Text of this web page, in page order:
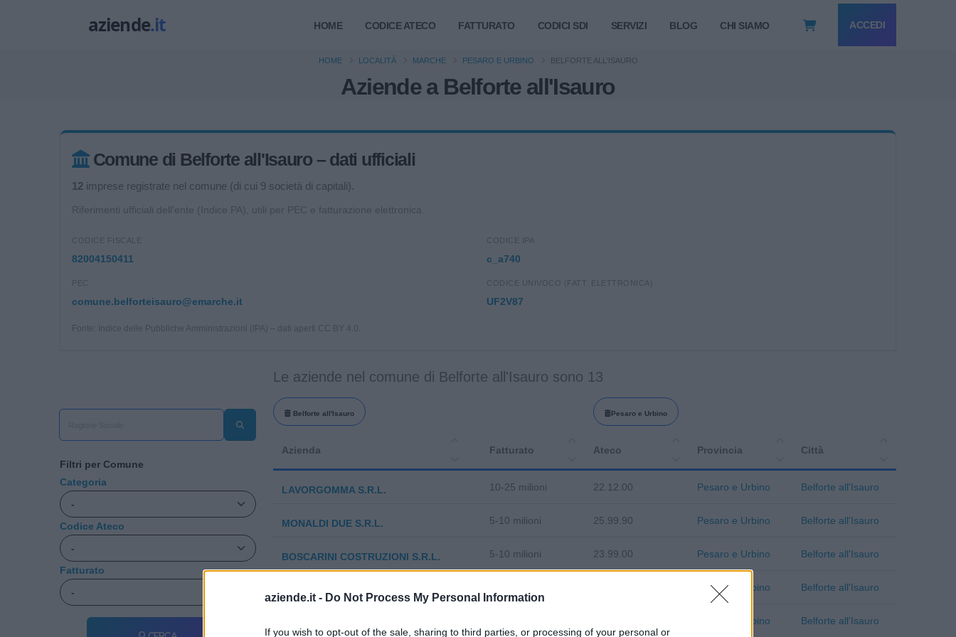
aziende.it - Do Not Process My Personal Information
If you wish to opt-out of the sale, sharing to third parties, or processing of your personal or
HOME CODICE ATECO FATTURATO CODICI SDI SERVIZI BLOG CHI SIAMO ACCEDI
Aziende a Belforte all'Isauro
HOME LOCALITÀ MARCHE PESARO E URBINO BELFORTE ALL'ISAURO
Comune di Belforte all'Isauro – dati ufficiali
12 imprese registrate nel comune (di cui 9 società di capitali).
Riferimenti ufficiali dell'ente (Indice PA), utili per PEC e fatturazione elettronica.
CODICE FISCALE
82004150411
CODICE IPA
c_a740
PEC
comune.belforteisauro@emarche.it
CODICE UNIVOCO (FATT. ELETTRONICA)
UF2V87
Fonte: Indice delle Pubbliche Amministrazioni (IPA) – dati aperti CC BY 4.0.
Filtri per Comune
Categoria
Codice Ateco
Fatturato
Cerca
Le aziende nel comune di Belforte all'Isauro sono 13
Belforte all'Isauro Pesaro e Urbino
Azienda Fatturato Ateco Provincia Città
LAVORGOMMA S.R.L. 10-25 milioni 22.12.00 Pesaro e Urbino Belforte all'Isauro
MONALDI DUE S.R.L. 5-10 milioni 25.99.90 Pesaro e Urbino Belforte all'Isauro
BOSCARINI COSTRUZIONI S.R.L. 5-10 milioni 23.99.00 Pesaro e Urbino Belforte all'Isauro
Pesaro e Urbino Belforte all'Isauro
Pesaro e Urbino Belforte all'Isauro